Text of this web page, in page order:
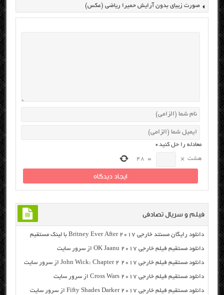
صورت زیبای بدون آرایش حمیرا ریاضی (عکس)
معادله را حل کنید*
هشت ×
=
48
فیلم و سریال تصادفی
دانلود رایگان مسنتد خارجی Britney Ever After 2017 با لینک مستقیم
دانلود مستقیم فیلم خارجی OK Jaanu 2017 از سرور سایت
دانلود مستقیم فیلم خارجی John Wick: Chapter 2 2017 از سرور سایت
دانلود مستقیم فیلم خارجی Cross Wars 2017 از سرور سایت
دانلود مستقیم فیلم خارجی Fifty Shades Darker 2017 از سرور سایت